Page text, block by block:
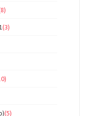
(3)
(5)